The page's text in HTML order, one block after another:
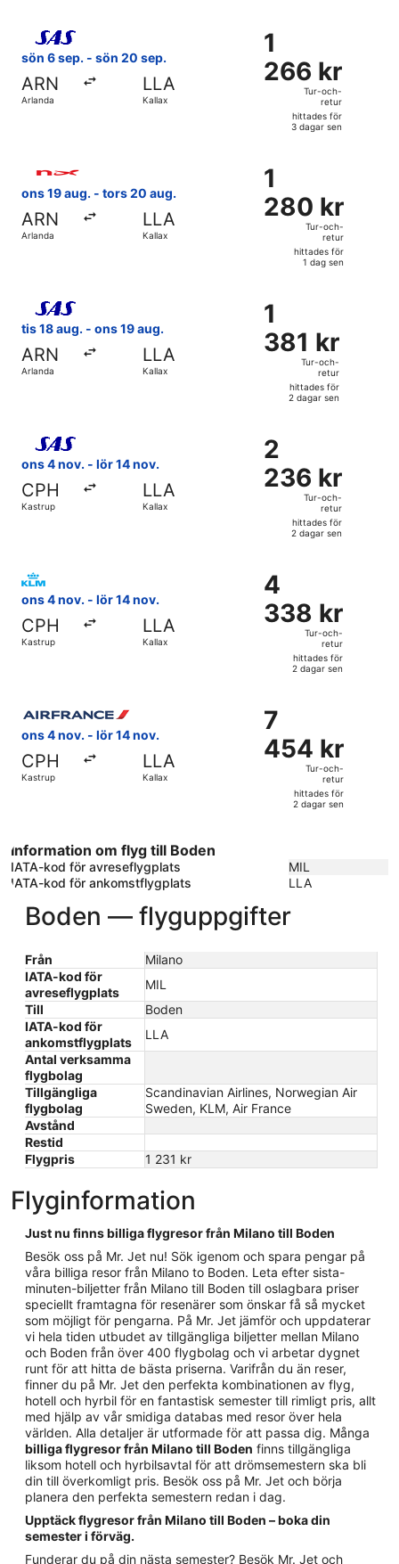
dagar
sen
sön 6 sep. - sön 20 sep.
ARN
Arlanda
LLA
Kallax
1
266 kr
Tur-
retur,
hittades
dagar
sen
1
266 kr
Tur-och-
retur
hittades för
3 dagar sen
Välj flyg med Scandinavian Airlines, med avresa sön 6
ons 19 aug. - tors 20 aug.
ARN
Arlanda
LLA
Kallax
1
280 kr
Tur-
retur,
hittades
dag
sen
1
280 kr
Tur-och-
retur
hittades för
1 dag sen
tis 18 aug. - ons 19 aug.
ARN
Arlanda
LLA
Kallax
1
381 kr
Tur-
retur,
hittades
dagar
sen
1
381 kr
Tur-och-
retur
hittades för
2 dagar sen
Välj flyg med Scandinavian Airlines, med avresa tis 18
ons 4 nov. - lör 14 nov.
CPH
Kastrup
LLA
Kallax
2
236 kr
Tur-
retur,
hittades
dagar
sen
2
236 kr
Tur-och-
retur
hittades för
2 dagar sen
Välj flyg med Scandinavian Airlines, med avresa ons 4
ons 4 nov. - lör 14 nov.
CPH
Kastrup
LLA
Kallax
4
338 kr
Tur-
retur,
hittades
dagar
sen
4
338 kr
Tur-och-
retur
hittades för
2 dagar sen
Välj flyg med KLM, med avresa ons 4 nov. från
ons 4 nov. - lör 14 nov.
CPH
Kastrup
LLA
Kallax
7
454 kr
Tur-
retur,
hittades
7
454 kr
Tur-och-
retur
hittades för
2 dagar sen
Information om flyg till Boden
IATA-kod för avreseflygplats
MIL
IATA-kod för ankomstflygplats
LLA
Boden — flyguppgifter
Från
Milano
IATA-kod för
avreseflygplats
MIL
Till
Boden
IATA-kod för
ankomstflygplats
LLA
Antal verksamma
flygbolag
Tillgängliga
flygbolag
Scandinavian Airlines, Norwegian Air
Sweden, KLM, Air France
Avstånd
Restid
Flygpris
1 231 kr
Flyginformation
Just nu finns billiga flygresor från Milano till Boden
Besök oss på Mr. Jet nu! Sök igenom och spara pengar på
våra billiga resor från Milano to Boden. Leta efter sista-
minuten-biljetter från Milano till Boden till oslagbara priser
speciellt framtagna för resenärer som önskar få så mycket
som möjligt för pengarna. På Mr. Jet jämför och uppdaterar
vi hela tiden utbudet av tillgängliga biljetter mellan Milano
och Boden från över 400 flygbolag och vi arbetar dygnet
runt för att hitta de bästa priserna. Varifrån du än reser,
finner du på Mr. Jet den perfekta kombinationen av flyg,
hotell och hyrbil för en fantastisk semester till rimligt pris, allt
med hjälp av vår smidiga databas med resor över hela
världen. Alla detaljer är utformade för att passa dig. Många
billiga flygresor från Milano till Boden finns tillgängliga
liksom hotell och hyrbilsavtal för att drömsemestern ska bli
din till överkomligt pris. Besök oss på Mr. Jet och börja
planera den perfekta semestern redan i dag.
Upptäck flygresor från Milano till Boden – boka din
semester i förväg.
Funderar du på din nästa semester? Besök Mr. Jet och